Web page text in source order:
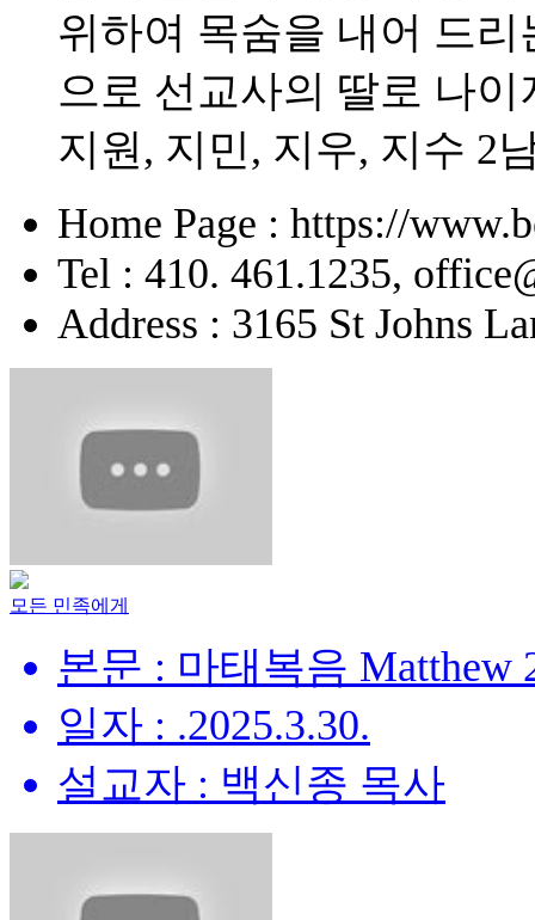
위하여 목숨을 내어 드
으로 선교사의 딸로 나
지원, 지민, 지우, 지수 2
Home Page : https://
Tel : 410. 461.1235,
Address : 3165 St Johns
모든 민족에게
본문 : 마태복음 Matthew
일자 : .2025.3.30.
설교자 : 백신종 목사